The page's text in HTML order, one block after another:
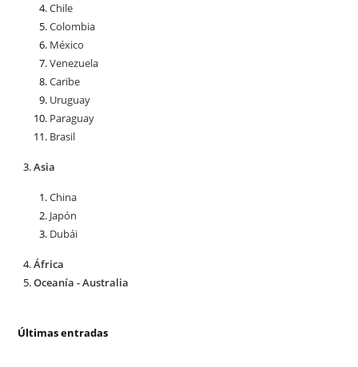
Chile
Colombia
México
Venezuela
Caribe
Uruguay
Paraguay
Brasil
Asia
China
Japón
Dubái
África
Oceanía - Australia
Últimas entradas